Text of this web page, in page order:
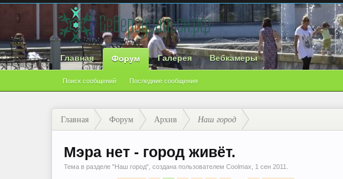
Главная Форум
Поиск сообщений Последние сообщения
Галерея Вебкамеры
Главная Форум Архив Наш город
Мэра нет - город живёт.
Тема в разделе "Наш город", создана пользователем Coolmax 1 сен 2011